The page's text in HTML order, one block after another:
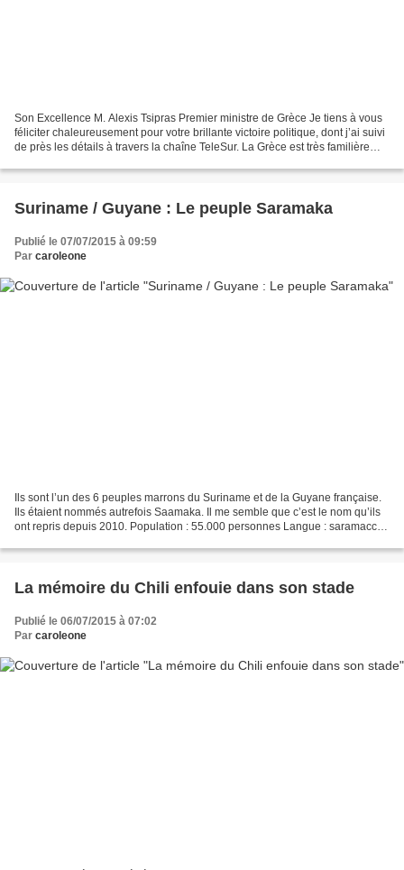
Son Excellence M. Alexis Tsipras Premier ministre de Grèce Je tiens à vous
féliciter chaleureusement pour votre brillante victoire politique, dont j’ai suivi
de près les détails à travers la chaîne TeleSur. La Grèce est très familière
Suriname / Guyane : Le peuple Saramaka
Publié le 07/07/2015 à 09:59
Par caroleone
Ils sont l’un des 6 peuples marrons du Suriname et de la Guyane française.
Ils étaient nommés autrefois Saamaka. Il me semble que c’est le nom qu’ils
ont repris depuis 2010. Population : 55.000 personnes Langue : saramaccan
La mémoire du Chili enfouie dans son stade
Publié le 06/07/2015 à 07:02
Par caroleone